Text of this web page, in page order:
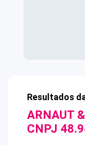
Resultados
ARNAUT
CNPJ